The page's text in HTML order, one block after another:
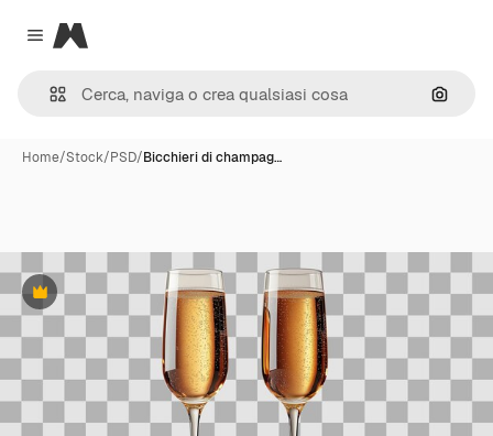
Close menu
Magnific
Cerca
Home/Stock/PSD/Bicchieri di champag…
Premium